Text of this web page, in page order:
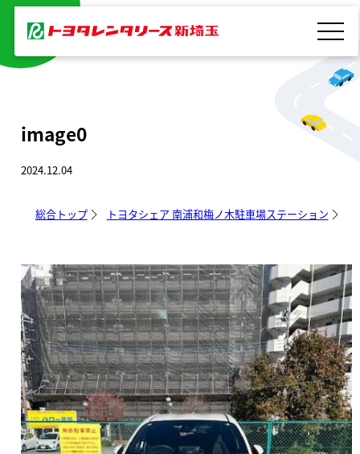
を
image0
2024.12.04
総合トップ トヨタシェア 南浦和梅ノ木駐車場ステーション